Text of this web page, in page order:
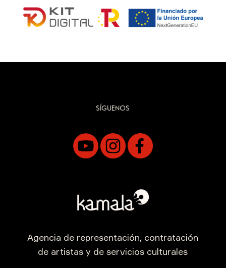
SÍGUENOS
Agencia de representación, contratación
de artistas y de servicios culturales